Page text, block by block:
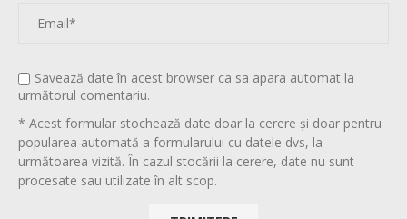
Savează date în acest browser ca sa apara automat la
următorul comentariu.
* Acest formular stochează date doar la cerere și doar pentru
popularea automată a formularului cu datele dvs, la
următoarea vizită. În cazul stocării la cerere, date nu sunt
procesate sau utilizate în alt scop.